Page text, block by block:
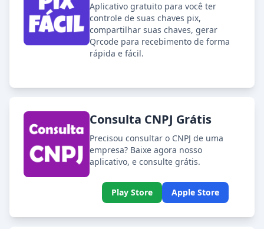
Aplicativo gratuito para você ter
controle de suas chaves pix,
compartilhar suas chaves, gerar
Qrcode para recebimento de forma
rápida e fácil.
Consulta CNPJ Grátis
Precisou consultar o CNPJ de uma
empresa? Baixe agora nosso
aplicativo, e consulte grátis.
Play Store Apple Store